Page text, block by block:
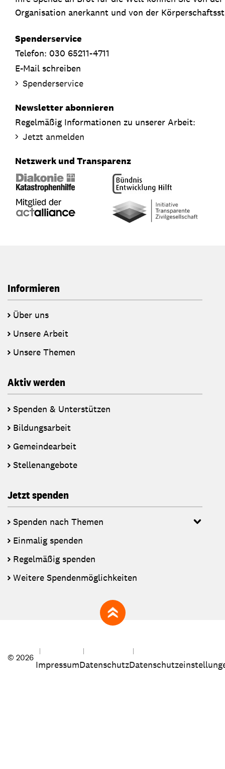
Organisation anerkannt und von der
Spenderservice
Telefon: 030 65211-4711
E-Mail schreiben
Spenderservice
Newsletter abonnieren
Regelmäßig Informationen zu unserer Arbeit:
Jetzt anmelden
Netzwerk und Transparenz
Informieren
Über uns
Unsere Arbeit
Unsere Themen
Aktiv werden
Spenden & Unterstützen
Bildungsarbeit
Gemeindearbeit
Stellenangebote
Jetzt spenden
Spenden nach Themen
Einmalig spenden
Regelmäßig spenden
Weitere Spendenmöglichkeiten
zum Seitenanfang
© 2026
ImpressumDatenschutz